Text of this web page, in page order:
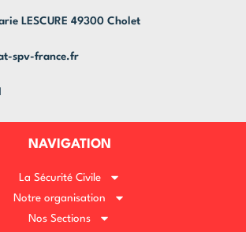
LESCURE 49300 Cholet
spv-france.fr
NAVIGATION
La Sécurité Civile
Notre organisation
Nos Sections